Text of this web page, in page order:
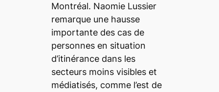
Montréal. Naomie Lussier
remarque une hausse
importante des cas de
personnes en situation
d’itinérance dans les
secteurs moins visibles et
médiatisés, comme l’est de